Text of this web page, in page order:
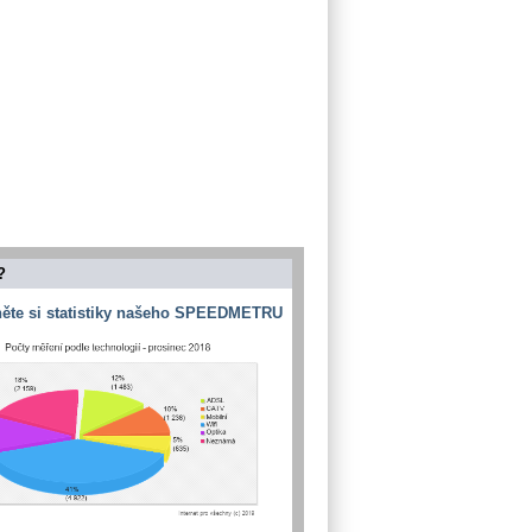
si statistiky našeho SPEEDMETRU